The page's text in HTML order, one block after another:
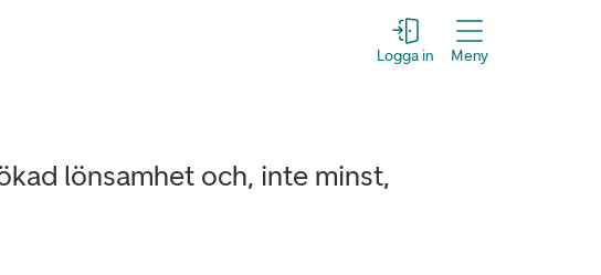
Logga in Meny
lönsamhet och, inte minst,